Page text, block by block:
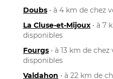
Doubs • à 4 km de chez
La Cluse-et-Mijoux • à 7
disponibles
Fourgs • à 13 km de
disponibles
Valdahon • à 22 km de